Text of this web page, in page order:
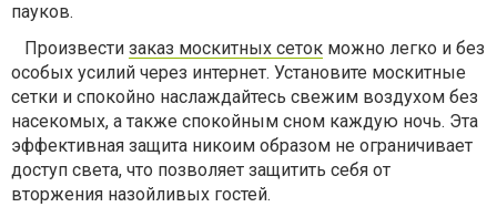
пауков.
Произвести заказ москитных сеток можно легко и без
особых усилий через интернет. Установите москитные
сетки и спокойно наслаждайтесь свежим воздухом без
насекомых, а также спокойным сном каждую ночь. Эта
эффективная защита никоим образом не ограничивает
доступ света, что позволяет защитить себя от
вторжения назойливых гостей.